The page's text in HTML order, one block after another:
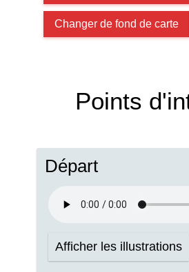
Changer de fond de carte
Points
Départ
Afficher les illustrations